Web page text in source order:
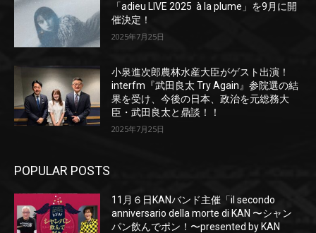
「adieu LIVE 2025 à la plume」を9月に開
催決定！
2025年7月25日
小泉進次郎農林水産大臣がゲスト出演！
interfm『武田良太 Try Again』参院選の結
果を受け、今後の日本、政治を元総務大
臣・武田良太と鼎談！！
2025年7月25日
POPULAR POSTS
11月６日KANバンド主催「il secondo
anniversario della morte di KAN 〜シャン
パン飲んでポン！〜presented by KAN